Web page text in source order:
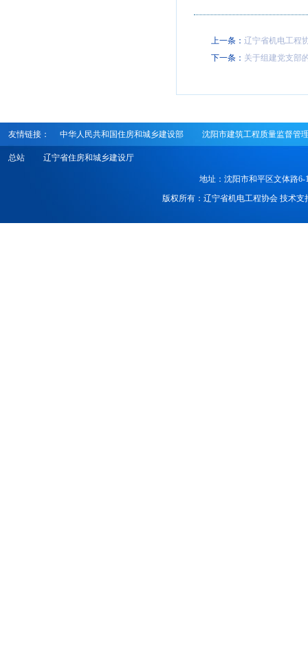
上一条： 辽宁省机电工程
下一条： 关于组建党支部
友情链接： 中华人民共和国住房和城乡建设部 沈阳市建筑工程质量监督管
总站 辽宁省住房和城乡建设厅
地址：沈阳市和平区文体路
版权所有：辽宁省机电工程协会 技术支